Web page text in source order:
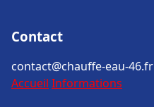
Contact
contact@chauffe-eau-46.fr
Accueil Informations